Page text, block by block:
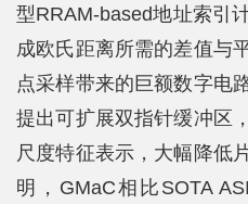
型RRAM-based地址索引
成欧氏距离所需的差值与
点采样带来的巨额数字电
提出可扩展双指针缓冲区
尺度特征表示，大幅降低
明，GMaC相比SOTA